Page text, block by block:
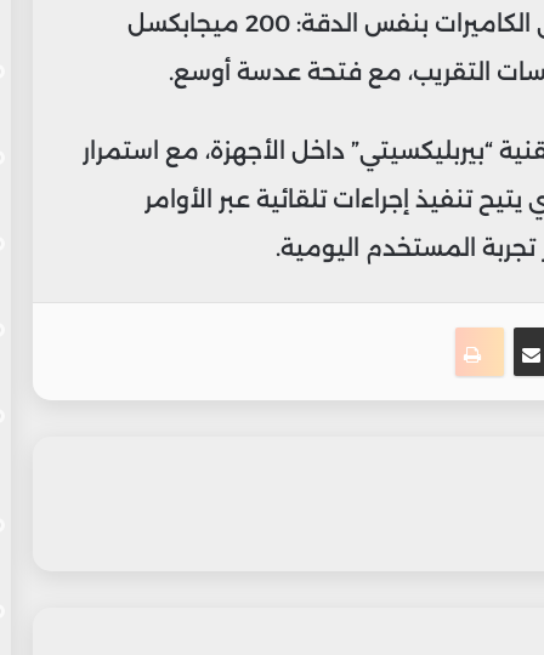
الهواتف أنحف وأخف وزنًا، مع الحفاظ على الكاميرات بنفس الدقة: 200 ميجابكسل
“بيربليكسيتي” داخل الأجهزة، مع استمرار
تنفيذ إجراءات تلقائية عبر الأوامر
المستخدم اليومية.
مشاركة عبر البريدطباعة